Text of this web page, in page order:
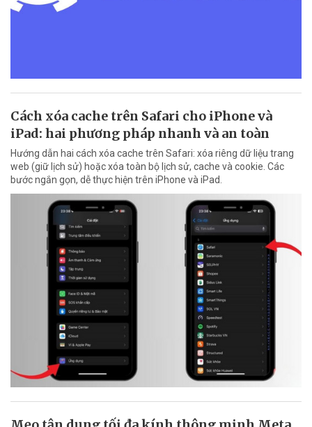
Cách xóa cache trên Safari cho iPhone và
iPad: hai phương pháp nhanh và an toàn
Hướng dẫn hai cách xóa cache trên Safari: xóa riêng dữ liệu trang
web (giữ lịch sử) hoặc xóa toàn bộ lịch sử, cache và cookie. Các
bước ngắn gọn, dễ thực hiện trên iPhone và iPad.